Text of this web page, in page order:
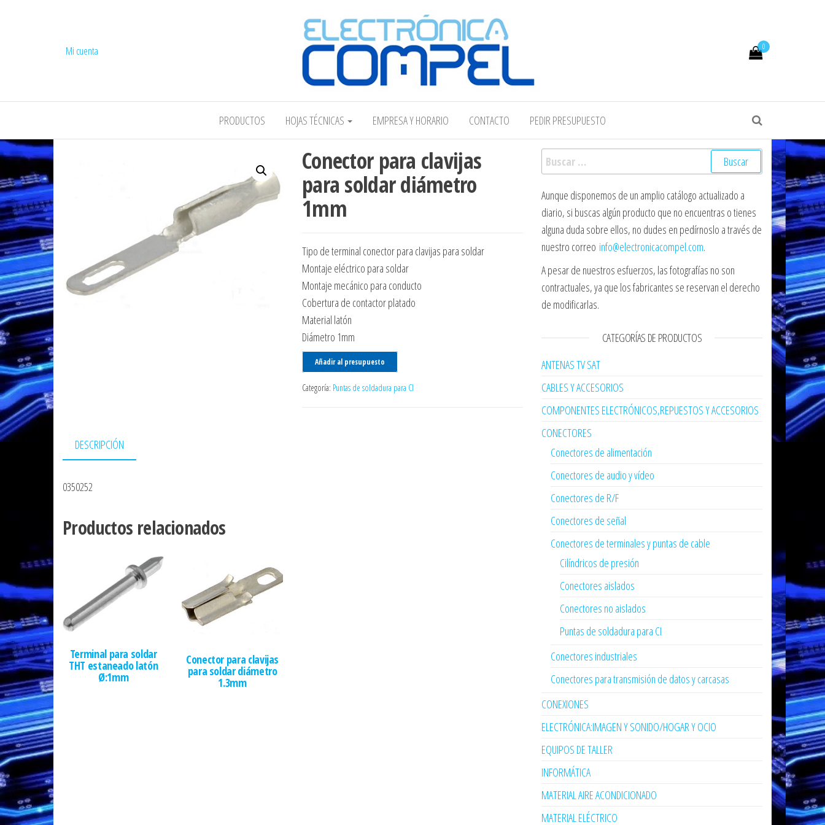
COMPEL Electrónica COMPEL
0
Mi cuenta
PRODUCTOS HOJAS TÉCNICAS EMPRESA Y HORARIO CONTACTO PEDIR PRESUPUESTO
Conector para clavijas
para soldar diámetro
1mm
Tipo de terminal conector para clavijas para soldar
Montaje eléctrico para soldar
Montaje mecánico para conducto
Cobertura de contactor platado
Material latón
Diámetro 1mm
Añadir al presupuesto
Categoría: Puntas de soldadura para CI
DESCRIPCIÓN
0350252
Productos relacionados
Terminal para soldar
THT estaneado latón
Ø:1mm
Conector para clavijas
para soldar diámetro
1.3mm
Buscar:
Aunque disponemos de un amplio catálogo actualizado a
diario, si buscas algún producto que no encuentras o tienes
alguna duda sobre ellos, no dudes en pedírnoslo a través de
nuestro correo info@electronicacompel.com.
A pesar de nuestros esfuerzos, las fotografías no son
contractuales, ya que los fabricantes se reservan el derecho
de modificarlas.
CATEGORÍAS DE PRODUCTOS
ANTENAS TV SAT
CABLES Y ACCESORIOS
COMPONENTES ELECTRÓNICOS,REPUESTOS Y ACCESORIOS
CONECTORES
Conectores de alimentación
Conectores de audio y vídeo
Conectores de R/F
Conectores de señal
Conectores de terminales y puntas de cable
Cilíndricos de presión
Conectores aislados
Conectores no aislados
Puntas de soldadura para CI
Conectores industriales
Conectores para transmisión de datos y carcasas
CONEXIONES
ELECTRÓNICA:IMAGEN Y SONIDO/HOGAR Y OCIO
EQUIPOS DE TALLER
INFORMÁTICA
MATERIAL AIRE ACONDICIONADO
MATERIAL ELÉCTRICO